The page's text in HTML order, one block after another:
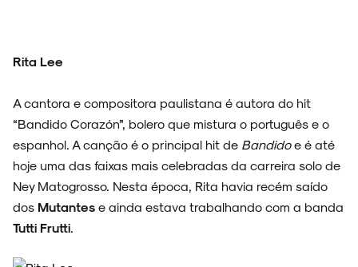
Rita Lee
A cantora e compositora paulistana é autora do hit
“Bandido Corazón”, bolero que mistura o português e o
espanhol. A canção é o principal hit de Bandidoe é até
hoje uma das faixas mais celebradas da carreira solo de
Ney Matogrosso. Nesta época, Rita havia recém saído
dos Mutantes e ainda estava trabalhando com a banda
Tutti Frutti